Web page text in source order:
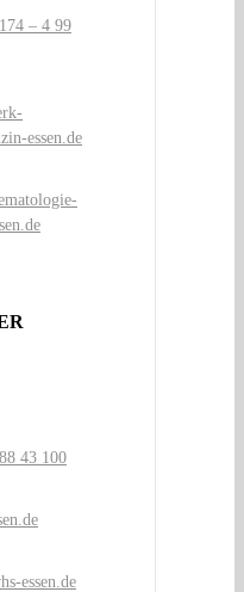
– 4 99
essen.de
43 100
essen.de